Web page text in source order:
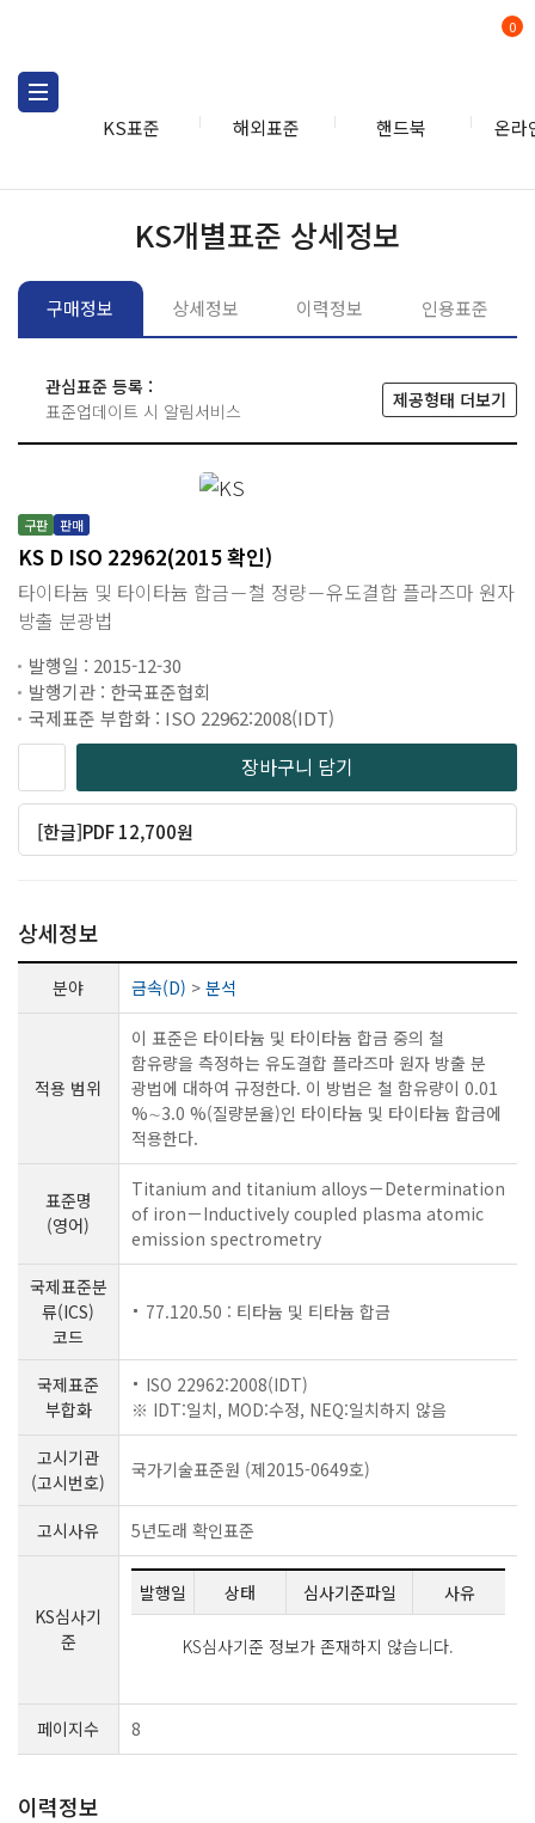
KS표준 해외표준 핸드북 온라
0
KS개별표준 상세정보
구매정보 상세정보 이력정보 인용표준
관심표준 등록 :
표준업데이트 시 알림서비스
제공형태 더보기
구판 판매
KS D ISO 22962(2015 확인)
타이타늄 및 타이타늄 합금－철 정량－유도결합 플라즈마 원자
방출 분광법
발행일 : 2015-12-30
발행기관 : 한국표준협회
국제표준 부합화 : ISO 22962:2008(IDT)
장바구니 담기
[한글]PDF 12,700원
상세정보
분야 금속(D) > 분석
적용 범위
이 표준은 타이타늄 및 타이타늄 합금 중의 철
함유량을 측정하는 유도결합 플라즈마 원자 방출 분
광법에 대하여 규정한다. 이 방법은 철 함유량이 0.01
%∼3.0 %(질량분율)인 타이타늄 및 타이타늄 합금에
적용한다.
표준명
(영어)
Titanium and titanium alloys－Determination
of iron－Inductively coupled plasma atomic
emission spectrometry
국제표준분
류(ICS)
코드
77.120.50 : 티타늄 및 티타늄 합금
국제표준
부합화
ISO 22962:2008(IDT)
※ IDT:일치, MOD:수정, NEQ:일치하지 않음
고시기관
(고시번호)
국가기술표준원 (제2015-0649호)
고시사유 5년도래 확인표준
KS심사기
준
발행일 상태 심사기준파일 사유
KS심사기준 정보가 존재하지 않습니다.
페이지수 8
이력정보